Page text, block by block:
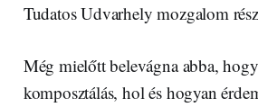
Tudatos Udvarhely mozgalom
Még mielőtt belevágna abba,
komposztálás, hol és hogyan